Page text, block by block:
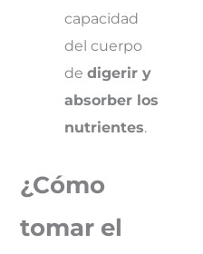
capacidad
del cuerpo
de digerir y
absorber los
nutrientes.
¿Cómo
tomar el